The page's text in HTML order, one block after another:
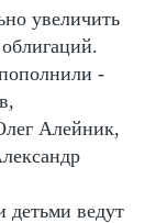
увеличить
-
Алейник,
детьми ведут